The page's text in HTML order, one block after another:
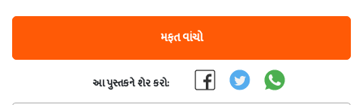
મફત વાંચો
આ પુસ્તકને શેર કરો: